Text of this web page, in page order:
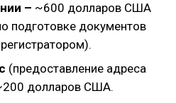
– ~600 долларов США
подготовке документов
(предоставление адреса
долларов США.